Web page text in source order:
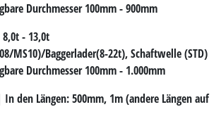
Durchmesser 100mm - 900mm
- 13,0t
MS10)/Baggerlader(8-22t), Schaftwelle (STD)
Durchmesser 100mm - 1.000mm
In den Längen: 500mm, 1m (andere Längen auf